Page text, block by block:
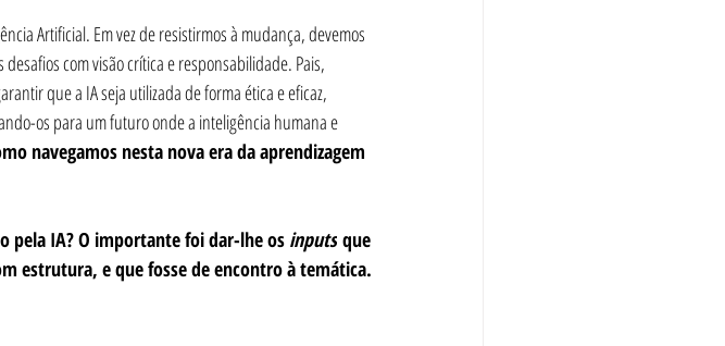
Artificial. Em vez de resistirmos à mudança, devemos
com visão crítica e responsabilidade. Pais,
que a IA seja utilizada de forma ética e eficaz,
os para um futuro onde a inteligência humana e
navegamos nesta nova era da aprendizagem
pela IA? O importante foi dar-lhe os inputs que
estrutura, e que fosse de encontro à temática.